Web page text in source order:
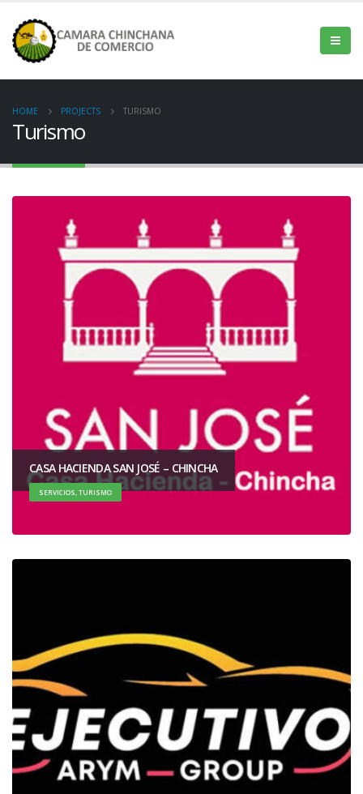
HOME PROJECTS TURISMO
Turismo
CASA HACIENDA SAN JOSÉ – CHINCHA
SERVICIOS, TURISMO